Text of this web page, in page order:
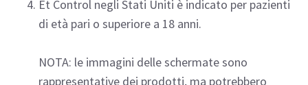
confusione con il nome del prodotto Aisys CS2.
Fleisher, L. A., & Linde-Zwirble, W. T. (2014).
use associated with pulmonary and cardiac